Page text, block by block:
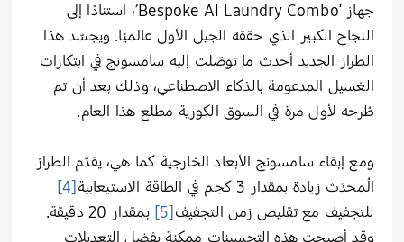
جهاز ‘Bespoke AI Laundry Combo’، استنادًا إلى
النجاح الكبير الذي حققه الجيل الأول عالميًا. ويجسّد هذا
الطراز الجديد أحدث ما توصّلت إليه سامسونج في ابتكارات
الغسيل المدعومة بالذكاء الاصطناعي، وذلك بعد أن تم
طُرحه لأول مرة في السوق الكورية مطلع هذا العام.
ومع إبقاء سامسونج الأبعاد الخارجية كما هي، يقدّم الطراز
المُحدّث زيادة بمقدار 3 كجم في الطاقة الاستيعابية
[4]
للتجفيف مع تقليص زمن التجفيف[5]
بمقدار 20 دقيقة.
وقد أصبحت هذه التحسينات ممكنة بفضل التعديلات